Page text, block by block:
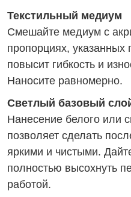
Текстильный медиум
Смешайте медиум с
пропорциях, указанных
повысит гибкость и
Наносите равномерно.
Светлый базовый
Нанесение белого или
позволяет сделать
яркими и чистыми.
полностью высохнуть
работой.